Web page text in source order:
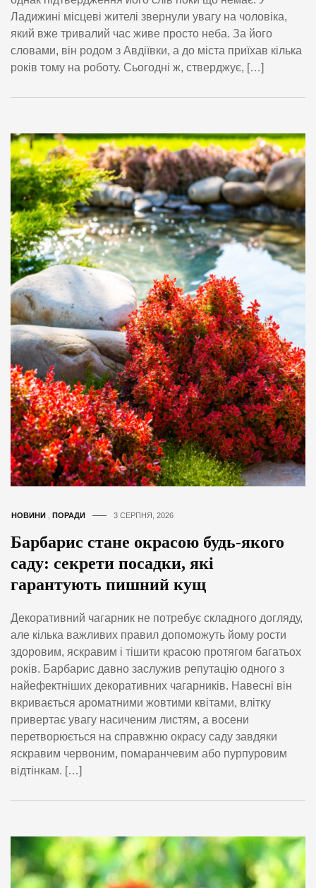
Ладижині місцеві жителі звернули увагу на чоловіка,
який вже тривалий час живе просто неба. За його
словами, він родом з Авдіївки, а до міста приїхав кілька
років тому на роботу. Сьогодні ж, стверджує, […]
НОВИНИ ПОРАДИ 3 СЕРПНЯ, 2026
Барбарис стане окрасою будь-якого
саду: секрети посадки, які
гарантують пишний кущ
Декоративний чагарник не потребує складного догляду,
але кілька важливих правил допоможуть йому рости
здоровим, яскравим і тішити красою протягом багатьох
років. Барбарис давно заслужив репутацію одного з
найефектніших декоративних чагарників. Навесні він
вкривається ароматними жовтими квітами, влітку
привертає увагу насиченим листям, а восени
перетворюється на справжню окрасу саду завдяки
яскравим червоним, помаранчевим або пурпуровим
відтінкам. […]